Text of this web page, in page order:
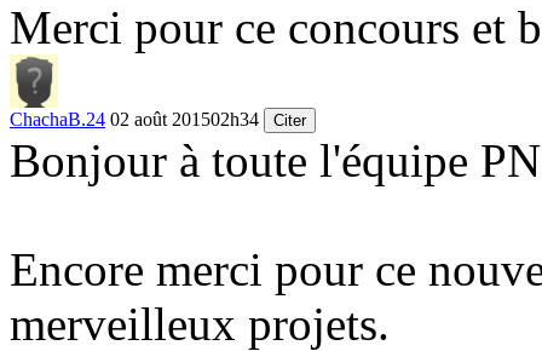
Merci pour ce concours et
ChachaB.24 02 août 201502h34 Citer
Bonjour à toute l'équipe
Encore merci pour ce
merveilleux projets.